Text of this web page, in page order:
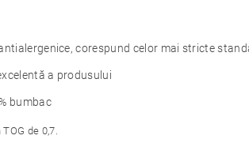
corespund celor mai stricte
a produsului
bumbac
de 0,7.